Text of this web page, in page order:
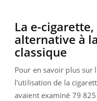
La e-
alternative à
classique
Pour en savoir plus sur
l'utilisation de la
avaient examiné 79